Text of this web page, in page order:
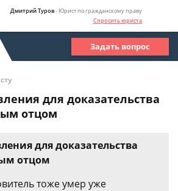
Дмитрий Туров- Юрист по гражданскому праву
Спросить юриста
Задать вопрос
для доказательства
отцом
для доказательства
отцом
тоже умер уже